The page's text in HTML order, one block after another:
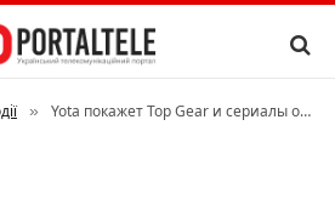
» Yota покажет Top Gear и сериалы от BBC